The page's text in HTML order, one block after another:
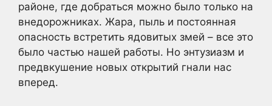
районе, где добраться можно было только на
внедорожниках. Жара, пыль и постоянная
опасность встретить ядовитых змей – все это
было частью нашей работы. Но энтузиазм и
предвкушение новых открытий гнали нас
вперед.